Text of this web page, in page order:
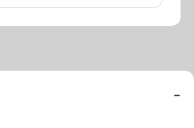
-